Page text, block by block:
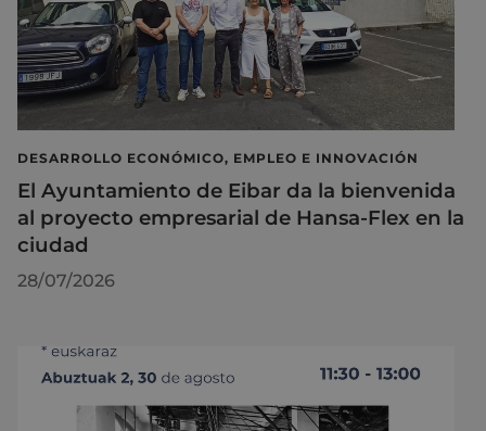
DESARROLLO ECONÓMICO, EMPLEO E INNOVACIÓN
El Ayuntamiento de Eibar da la bienvenida
al proyecto empresarial de Hansa-Flex en la
ciudad
28/07/2026